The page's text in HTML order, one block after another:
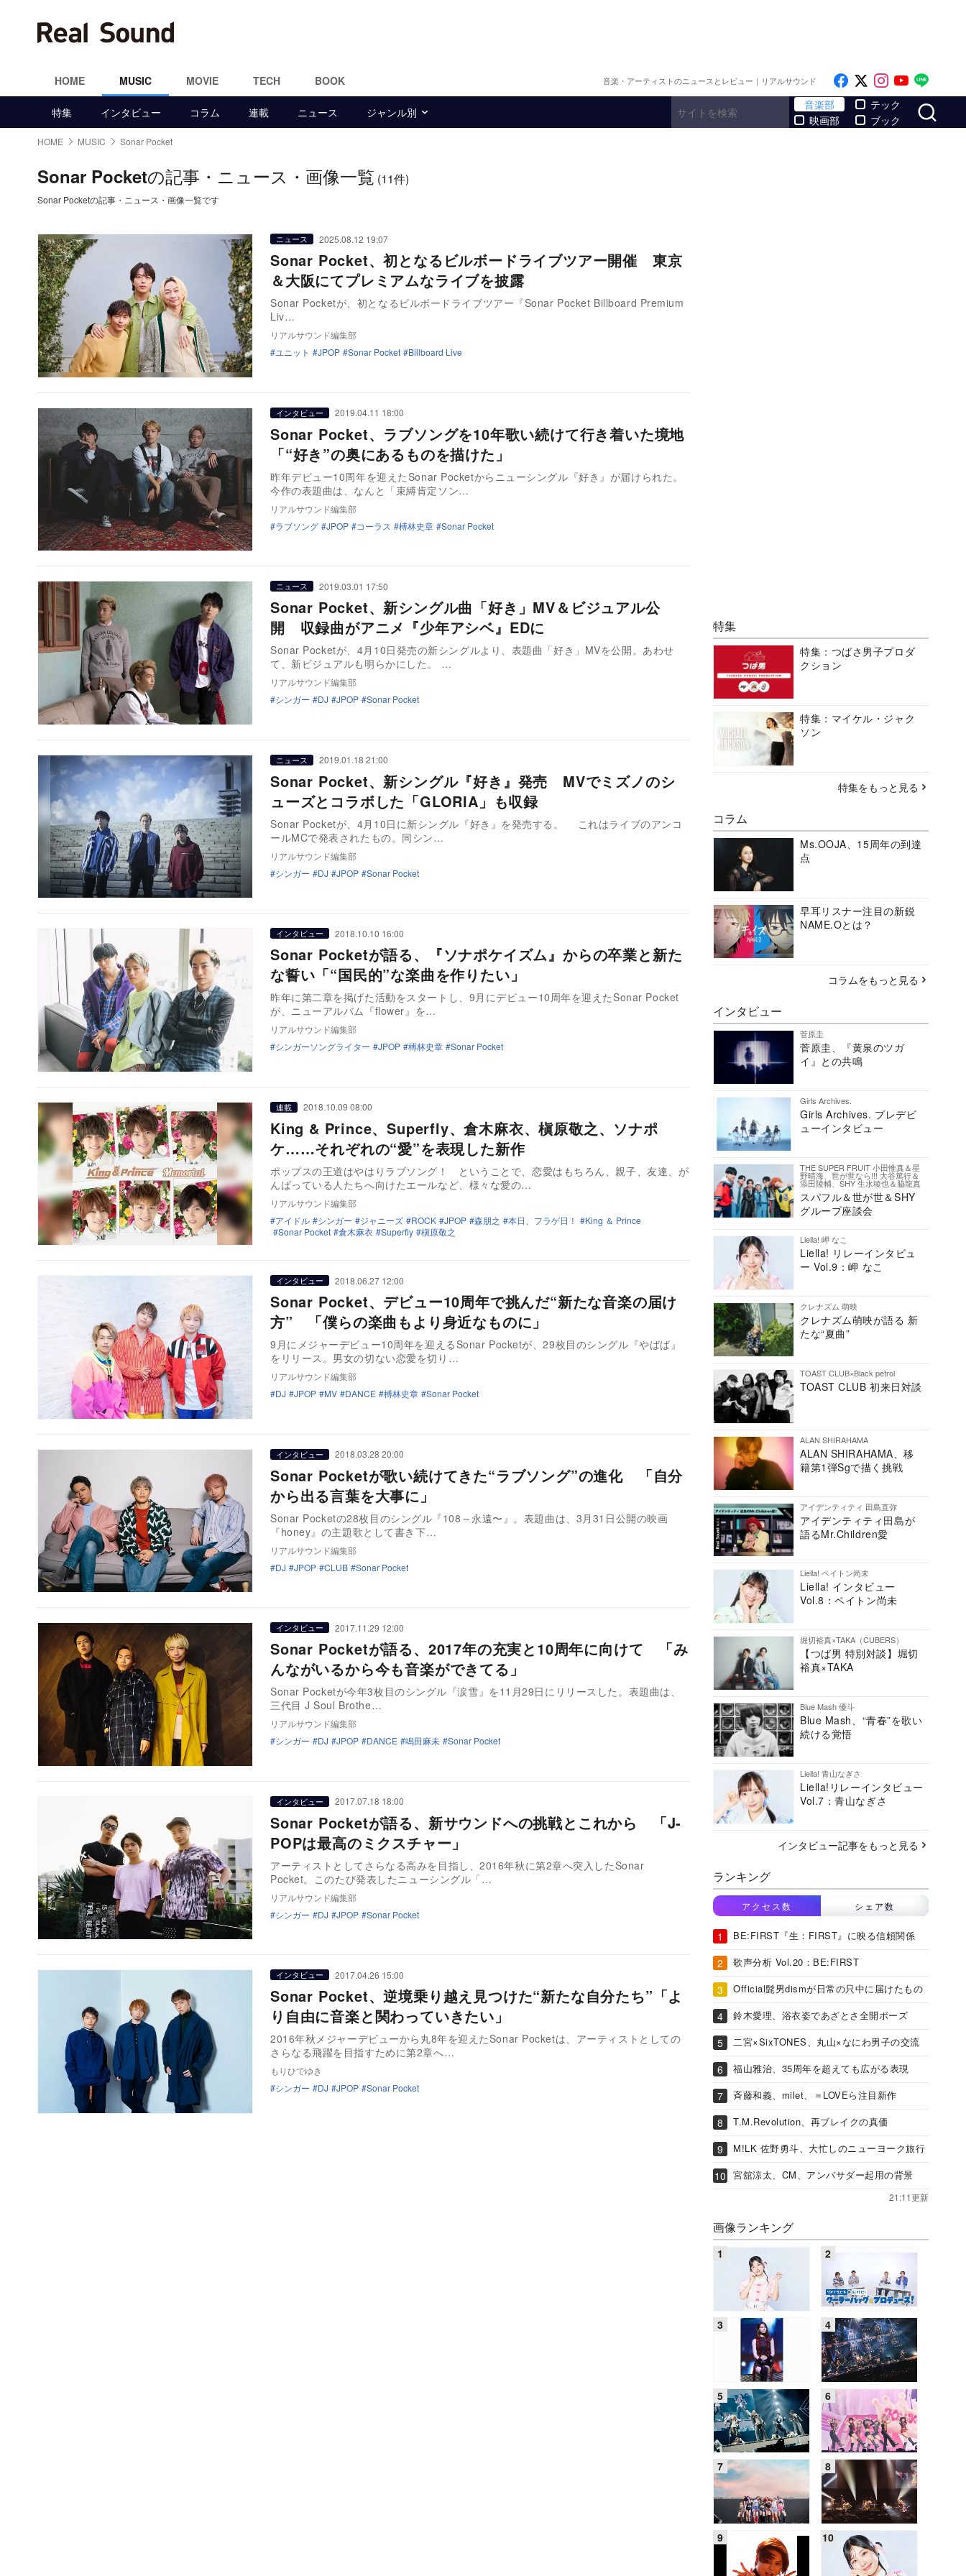
HOME MUSIC MOVIE TECH BOOK 音楽・アーティストのニュースとレビュー｜リアルサウンド Like on Facebook
Follow on x
Follow on
Follow
特集 インタビュー コラム 連載 ニュース ジャンル別
音楽部
映画部
テック
ブック
HOME MUSIC Sonar Pocket
Sonar Pocketの記事・ニュース・画像一覧 (11件)
Sonar Pocketの記事・ニュース・画像一覧です
ニュース 2025.08.12 19:07
Sonar Pocket、初となるビルボードライブツアー開催 東京
＆大阪にてプレミアムなライブを披露
Sonar Pocketが、初となるビルボードライブツアー『Sonar Pocket Billboard Premium
Liv…
リアルサウンド編集部
ユニット
JPOP Sonar Pocket Billboard Live
インタビュー 2019.04.11 18:00
Sonar Pocket、ラブソングを10年歌い続けて行き着いた境地
「“好き”の奥にあるものを描けた」
昨年デビュー10周年を迎えたSonar Pocketからニューシングル『好き』が届けられた。
今作の表題曲は、なんと「束縛肯定ソン…
リアルサウンド編集部
ラブソング
JPOP コーラス 榑林史章 Sonar Pocket
ニュース 2019.03.01 17:50
Sonar Pocket、新シングル曲「好き」MV＆ビジュアル公
開 収録曲がアニメ『少年アシベ』EDに
Sonar Pocketが、4月10日発売の新シングルより、表題曲「好き」MVを公開。あわせ
て、新ビジュアルも明らかにした。 …
リアルサウンド編集部
シンガー
DJ JPOP Sonar Pocket
ニュース 2019.01.18 21:00
Sonar Pocket、新シングル『好き』発売 MVでミズノのシ
ューズとコラボした「GLORIA」も収録
Sonar Pocketが、4月10日に新シングル『好き』を発売する。 これはライブのアンコ
ールMCで発表されたもの。同シン…
リアルサウンド編集部
シンガー
DJ JPOP Sonar Pocket
インタビュー 2018.10.10 16:00
Sonar Pocketが語る、『ソナポケイズム』からの卒業と新た
な誓い「“国民的”な楽曲を作りたい」
昨年に第二章を掲げた活動をスタートし、9月にデビュー10周年を迎えたSonar Pocket
が、ニューアルバム『flower』を…
リアルサウンド編集部
シンガーソングライター
JPOP 榑林史章 Sonar Pocket
連載 2018.10.09 08:00
King & Prince、Superfly、倉木麻衣、槇原敬之、ソナポ
ケ……それぞれの“愛”を表現した新作
ポップスの王道はやはりラブソング！ ということで、恋愛はもちろん、親子、友達、が
んばっている人たちへ向けたエールなど、様々な愛の…
リアルサウンド編集部
アイドル
シンガー ジャニーズ ROCK JPOP 森朋之 本日、フラゲ日！
King ＆ Prince
Sonar Pocket
倉木麻衣 Superfly 槇原敬之
インタビュー 2018.06.27 12:00
Sonar Pocket、デビュー10周年で挑んだ“新たな音楽の届け
方” 「僕らの楽曲もより身近なものに」
9月にメジャーデビュー10周年を迎えるSonar Pocketが、29枚目のシングル『やばば』
をリリース。男女の切ない恋愛を切り…
リアルサウンド編集部
DJ
JPOP MV DANCE 榑林史章 Sonar Pocket
インタビュー 2018.03.28 20:00
Sonar Pocketが歌い続けてきた“ラブソング”の進化 「自分
から出る言葉を大事に」
Sonar Pocketの28枚目のシングル『108～永遠〜』。表題曲は、3月31日公開の映画
『honey』の主題歌として書き下…
リアルサウンド編集部
DJ
JPOP CLUB Sonar Pocket
インタビュー 2017.11.29 12:00
Sonar Pocketが語る、2017年の充実と10周年に向けて 「み
んながいるから今も音楽ができてる」
Sonar Pocketが今年3枚目のシングル『涙雪』を11月29日にリリースした。表題曲は、
三代目 J Soul Brothe…
リアルサウンド編集部
シンガー
DJ JPOP DANCE 鳴田麻未 Sonar Pocket
インタビュー 2017.07.18 18:00
Sonar Pocketが語る、新サウンドへの挑戦とこれから 「J-
POPは最高のミクスチャー」
アーティストとしてさらなる高みを目指し、2016年秋に第2章へ突入したSonar
Pocket。このたび発表したニューシングル「…
リアルサウンド編集部
シンガー
DJ JPOP Sonar Pocket
インタビュー 2017.04.26 15:00
Sonar Pocket、逆境乗り越え見つけた“新たな自分たち”「よ
り自由に音楽と関わっていきたい」
2016年秋メジャーデビューから丸8年を迎えたSonar Pocketは、アーティストとしての
さらなる飛躍を目指すために第2章へ…
もりひでゆき
シンガー
DJ JPOP Sonar Pocket
特集
特集：つばさ男子プロダ
クション
特集：マイケル・ジャク
ソン
特集をもっと見る
コラム
Ms.OOJA、15周年の到達
点
早耳リスナー注目の新鋭
NAME.Oとは？
コラムをもっと見る
インタビュー
菅原圭
菅原圭、『黄泉のツガ
イ』との共鳴
Girls Archives.
Girls Archives. プレデビ
ューインタビュー
THE SUPER FRUIT 小田惟真＆星
野晴海、世が世なら!!! 大谷篤行＆
添田陵輔、SHY 生水稜也＆脇龍真
スパフル＆世が世＆SHY
グループ座談会
Liella! 岬 なこ
Liella! リレーインタビュ
ー Vol.9：岬 なこ
クレナズム 萌映
クレナズム萌映が語る 新
たな“夏曲”
TOAST CLUB×Black petrol
TOAST CLUB 初来日対談
ALAN SHIRAHAMA
ALAN SHIRAHAMA、移
籍第1弾Sgで描く挑戦
アイデンティティ 田島直弥
アイデンティティ田島が
語るMr.Children愛
Liella! ペイトン尚未
Liella! インタビュー
Vol.8：ペイトン尚未
堀切裕真×TAKA（CUBERS）
【つば男 特別対談】堀切
裕真×TAKA
Blue Mash 優斗
Blue Mash、“青春”を歌い
続ける覚悟
Liella! 青山なぎさ
Liella!リレーインタビュー
Vol.7：青山なぎさ
インタビュー記事をもっと見る
ランキング
アクセス数 シェア数
BE:FIRST『生：FIRST』に映る信頼関係
歌声分析 Vol.20：BE:FIRST
Official髭男dismが日常の只中に届けたもの
鈴木愛理、浴衣姿であざとさ全開ポーズ
二宮×SixTONES、丸山×なにわ男子の交流
福山雅治、35周年を超えても広がる表現
斉藤和義、milet、＝LOVEら注目新作
T.M.Revolution、再ブレイクの真価
M!LK 佐野勇斗、大忙しのニューヨーク旅行
宮舘涼太、CM、アンバサダー起用の背景
21:11更新
画像ランキング